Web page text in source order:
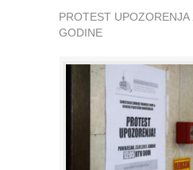
PROTEST
GODINE